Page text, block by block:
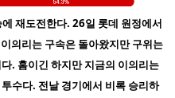
재도전한다. 26일 롯데 원정에서
의리는 구속은 돌아왔지만 구위는
. 홈이긴 하지만 지금의 이의리는
수다. 전날 경기에서 비록 승리하